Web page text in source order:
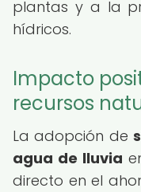
plantas y a la
hídricos.
Impacto
recursos
La adopción de
agua de lluvia
directo en el